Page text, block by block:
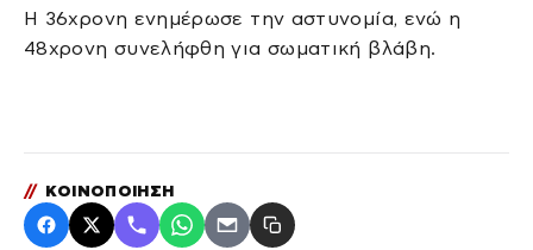
Η 36χρονη ενημέρωσε την αστυνομία, ενώ η
48χρονη συνελήφθη για σωματική βλάβη.
// ΚΟΙΝΟΠΟΙΗΣΗ